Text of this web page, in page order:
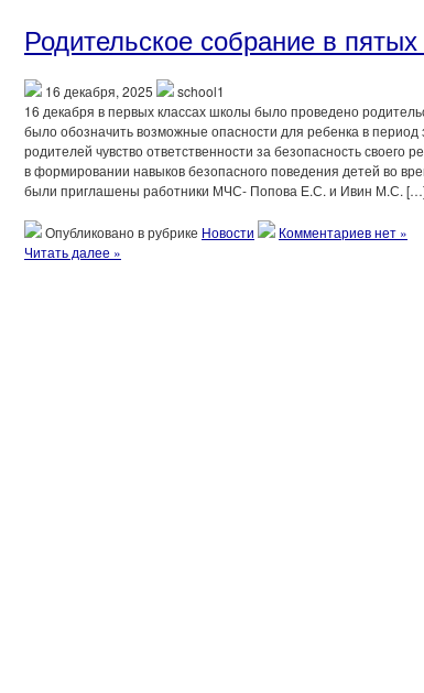
Родительское собрание в
16 декабря, 2025
school1
16 декабря в первых классах школы было проведено
было обозначить возможные опасности для ребенка в период
родителей чувство ответственности за безопасность своего
в формировании навыков безопасного поведения детей во
были приглашены работники МЧС- Попова Е.С. и Ивин М.С.
Опубликовано в рубрике Новости
Комментариев нет »
Читать далее »